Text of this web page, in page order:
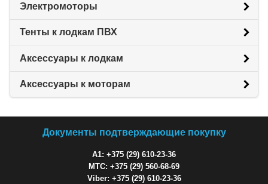
Электромоторы
Тенты к лодкам ПВХ
Аксессуары к лодкам
Аксессуары к моторам
Документы подтверждающие покупку
A1: +375 (29) 610-23-36
МТС: +375 (29) 560-68-69
Viber: +375 (29) 610-23-36